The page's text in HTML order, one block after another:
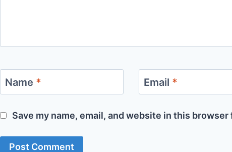
Name * Email *
Save my name, email, and website in this